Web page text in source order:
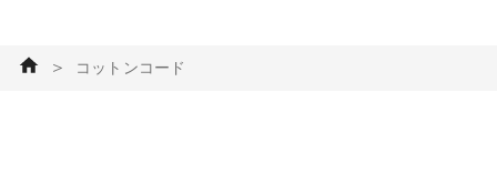
＞ コットンコード